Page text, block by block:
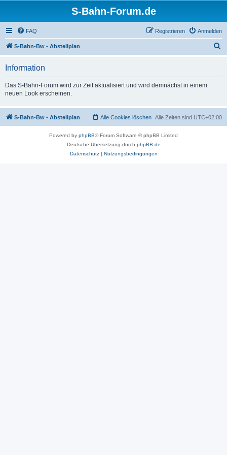
S-Bahn-Forum.de
FAQ Anmelden
Registrieren
S-Bahn-Bw - Abstellplan
Information
Das S-Bahn-Forum wird zur Zeit aktualisiert und wird demnächst in einem
neuen Look erscheinen.
S-Bahn-Bw - Abstellplan Alle Zeiten sind UTC+02:00
Alle Cookies löschen
Powered by phpBB® Forum Software © phpBB Limited
Deutsche Übersetzung durch phpBB.de
Datenschutz| Nutzungsbedingungen